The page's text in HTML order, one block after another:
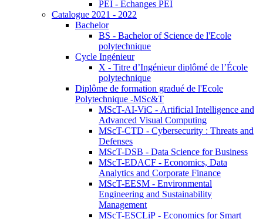
PEI - Echanges PEI
Catalogue 2021 - 2022
Bachelor
BS - Bachelor of Science de l'Ecole
polytechnique
Cycle Ingénieur
X - Titre d’Ingénieur diplômé de l’École
polytechnique
Diplôme de formation gradué de l'Ecole
Polytechnique -MSc&T
MScT-AI-ViC - Artificial Intelligence and
Advanced Visual Computing
MScT-CTD - Cybersecurity : Threats and
Defenses
MScT-DSB - Data Science for Business
MScT-EDACF - Economics, Data
Analytics and Corporate Finance
MScT-EESM - Environmental
Engineering and Sustainability
Management
MScT-ESCLiP - Economics for Smart